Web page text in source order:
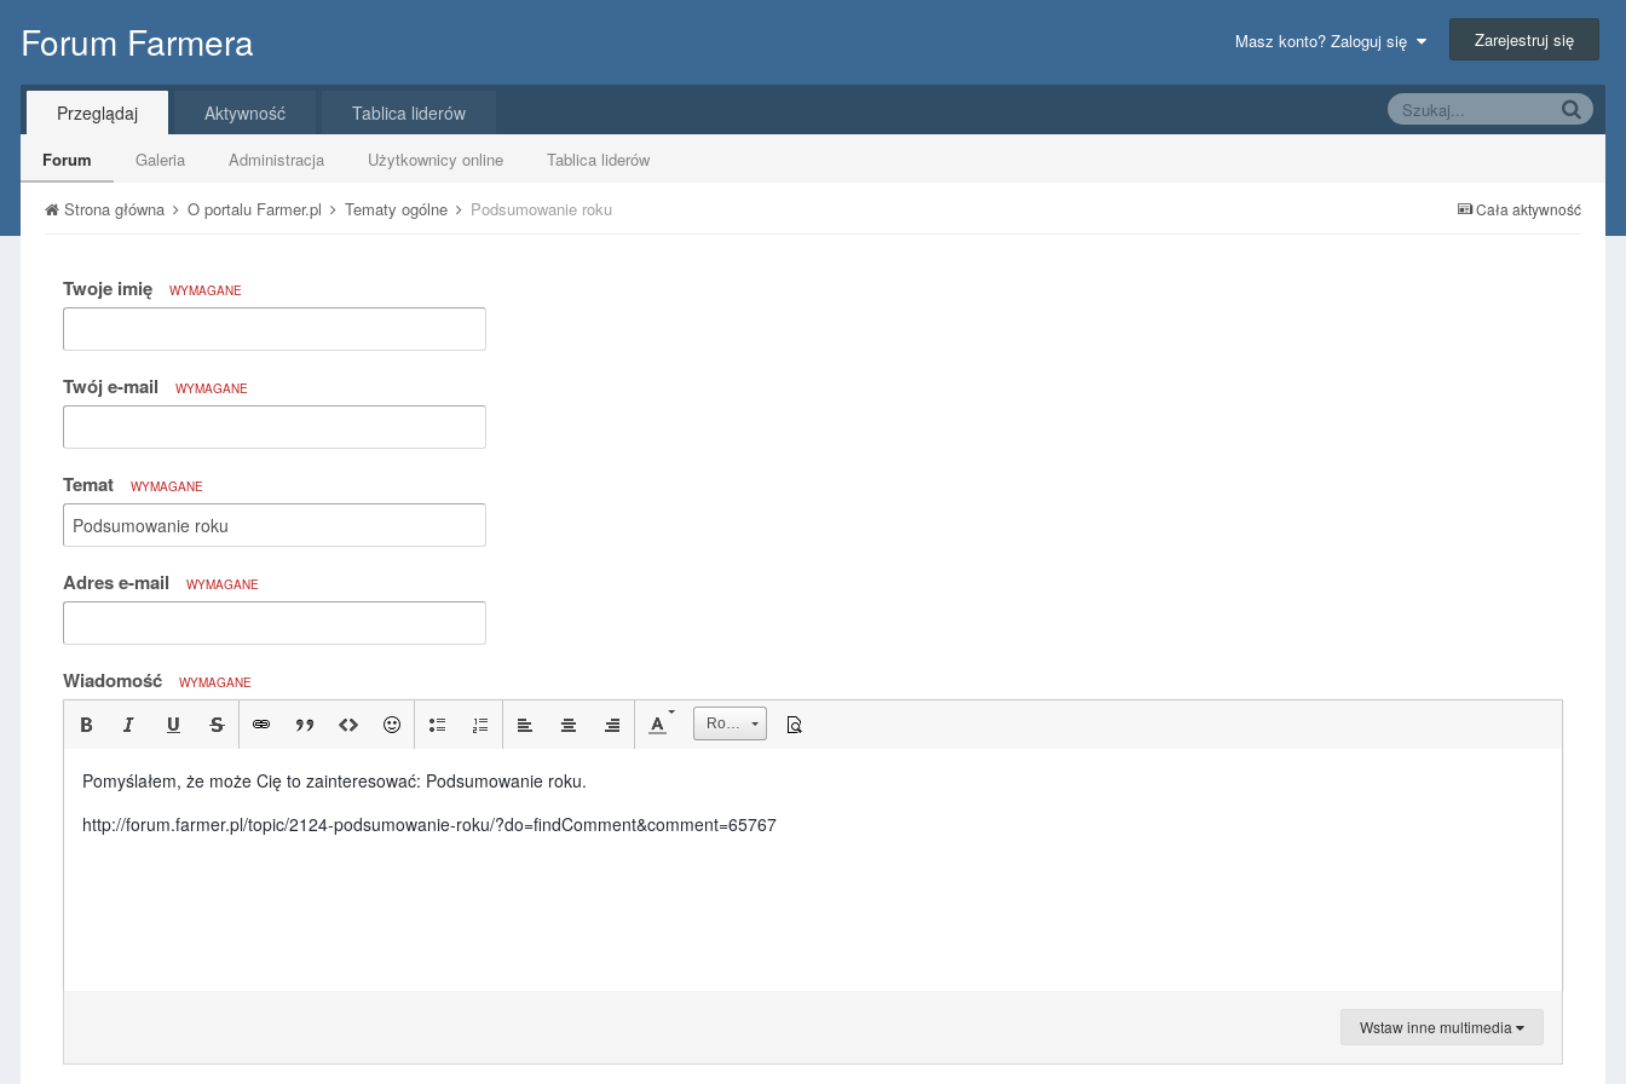
Forum Farmera Masz konto? Zaloguj się Zarejestruj się
Przeglądaj
Forum Galeria Administracja Użytkownicy online Tablica liderów
Aktywność Tablica liderów
Cała aktywność
Strona główna O portalu Farmer.pl Tematy ogólne Podsumowanie roku
Twoje imię WYMAGANE
Twój e-mail WYMAGANE
Temat WYMAGANE
Adres e-mail WYMAGANE
Wiadomość WYMAGANE
Rozmiar
Pomyślałem, że może Cię to zainteresować: Podsumowanie roku.
http://forum.farmer.pl/topic/2124-podsumowanie-roku/?do=findComment&comment=65767
Wstaw inne multimedia